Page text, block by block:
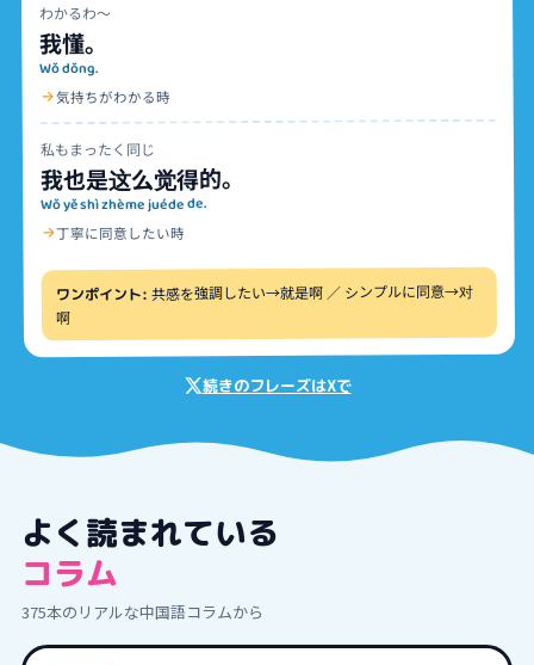
わかるわ〜
我懂。
Wǒ dǒng.
気持ちがわかる時
私もまったく同じ
我也是这么觉得的。
Wǒ yě shì zhème juéde de.
丁寧に同意したい時
ワンポイント: 共感を強調したい→就是啊 ／ シンプルに同意→对
啊
続きのフレーズはXで
よく読まれている
コラム
375本のリアルな中国語コラムから